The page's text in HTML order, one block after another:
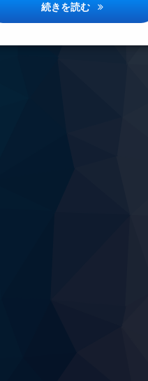
続きを読む ザ・グラヴ
ゴミ置き場
メラ